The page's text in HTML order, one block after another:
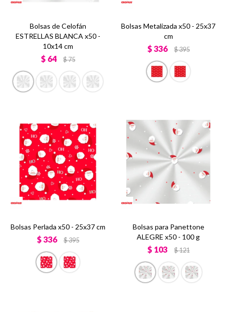
Bolsas de Celofán
ESTRELLAS BLANCA x50 -
10x14 cm
$ 64 $75
Bolsas Metalizada x50 - 25x37
cm
$ 336 $395
Bolsas Perlada x50 - 25x37 cm
$ 336 $395
Bolsas para Panettone
ALEGRE x50 - 100 g
$ 103 $121